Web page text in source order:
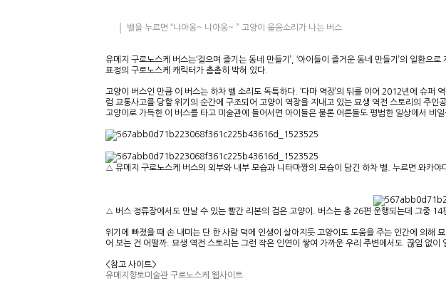
벨을 누르면 “냐아옹~ 냐아옹~ ” 고양이 울음소리가 나는 버스
유메지 구로노스케 버스는‘걸으며 즐기는 동네 만들기’, ‘아이들이 즐거운 동네 만들기’의 일환
표정의 구로노스케 캐릭터가 촘촘히 박혀 있다.
고양이 버스인 만큼 이 버스는 하차 벨 소리도 독특하다. ‘다마 역장’의 뒤를 이어 2012년에 슈퍼
럼 교통사고를 당할 위기의 순간에 구조되어 고양이 역장을 지내고 있는 묘생 역전 스토리의 주
고양이로 가득한 이 버스를 타고 미술관에 들어서면 아이들은 물론 어른들도 평범한 일상에서 비
△ 유메지 구로노스케 버스의 외부와 내부 모습과 니타마짱의 모습이 담긴 하차 벨. 누르면 와카
△ 버스 정류장에서도 만날 수 있는 빨간 리본의 검은 고양이. 버스는 총 26편 운행되는데 그중
위기에 빠졌을 때 손 내미는 단 한 사람 덕에 인생이 살아지듯 고양이도 도움을 주는 인간에 의해
어 보는 건 어떨까. 묘생 역전 스토리는 그런 작은 인연이 쌓여 가까운 우리 주변에서도 끊임 없이
<참고 사이트>
유메지향토미술관 구로노스케 웹사이트